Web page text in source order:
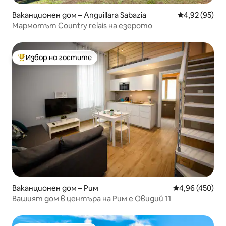
Ваканционен дом – Anguillara Sabazia Средна
4,92 (95)
Мармотът Country relais на езерото
Най-популярен избор на гостите
Избор на гостите
Ваканционен дом – Рим Средна
4,96 (450)
Вашият дом в центъра на Рим е Овидий 11